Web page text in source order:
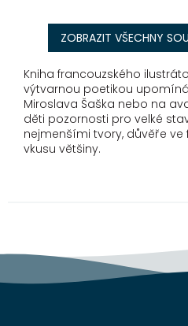
ZOBRAZIT VŠECHNY
Kniha francouzského
výtvarnou poetikou
Miroslava Šaška nebo na
děti pozornosti pro velké
nejmenšími tvory, důvěře
vkusu většiny.